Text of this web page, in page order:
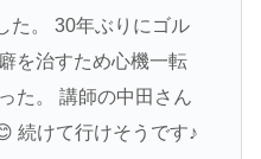
た。 30年ぶりにゴル
を治すため心機一転
た。 講師の中田さん
続けて行けそうです♪